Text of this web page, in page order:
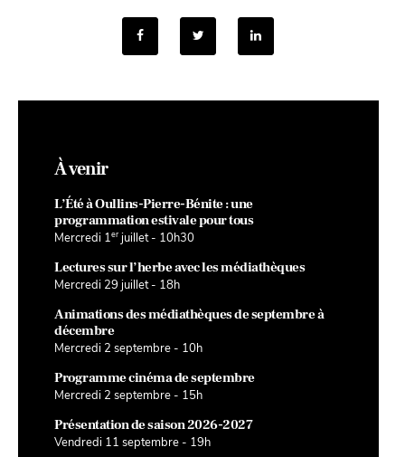
À venir
L’Été à Oullins-Pierre-Bénite : une
programmation estivale pour tous
Mercredi 1er juillet - 10h30
Lectures sur l’herbe avec les médiathèques
Mercredi 29 juillet - 18h
Animations des médiathèques de septembre à
décembre
Mercredi 2 septembre - 10h
Programme cinéma de septembre
Mercredi 2 septembre - 15h
Présentation de saison 2026-2027
Vendredi 11 septembre - 19h